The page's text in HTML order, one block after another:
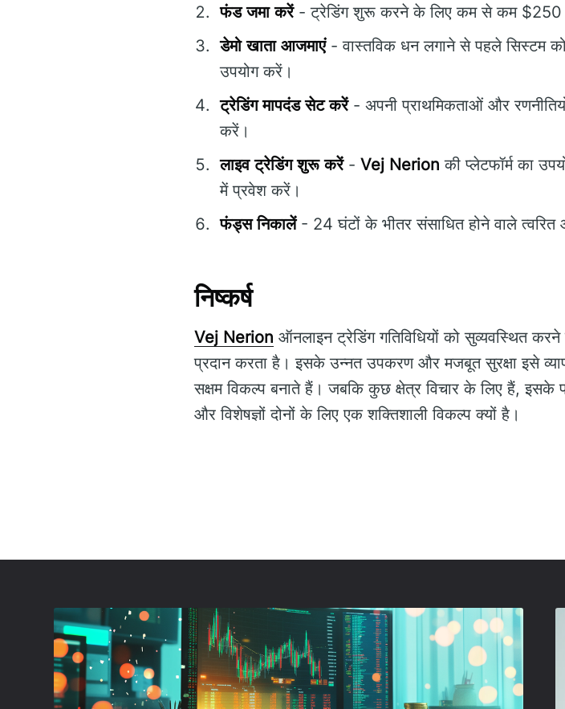
फंड जमा करें- ट्रेडिंग शुरू करने के लिए कम से कम $250
डेमो खाता आजमाएं- वास्तविक धन लगाने से पहले सिस्टम
उपयोग करें।
ट्रेडिंग मापदंड सेट करें- अपनी प्राथमिकताओं और
करें।
लाइव ट्रेडिंग शुरू करें- Vej Nerion की प्लेटफॉर्म का
में प्रवेश करें।
फंड्स निकालें- 24 घंटों के भीतर संसाधित होने वाले
निष्कर्ष
Vej Nerion ऑनलाइन ट्रेडिंग गतिविधियों को सुव्यवस्थित
प्रदान करता है। इसके उन्नत उपकरण और मजबूत सुरक्षा इसे
सक्षम विकल्प बनाते हैं। जबकि कुछ क्षेत्र विचार के लिए हैं, इसके
और विशेषज्ञों दोनों के लिए एक शक्तिशाली विकल्प क्यों है।